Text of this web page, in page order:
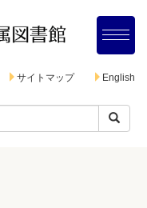
サイトマップ English